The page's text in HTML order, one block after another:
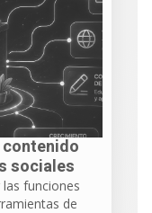
contenido
sociales
funciones
de